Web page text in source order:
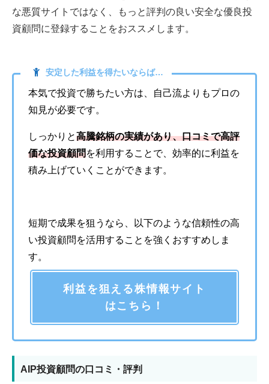
な悪質サイトではなく、もっと評判の良い安全な優良投
資顧問に登録することをおススメします。
安定した利益を得たいならば…
本気で投資で勝ちたい方は、自己流よりもプロの
知見が必要です。
しっかりと高騰銘柄の実績があり、口コミで高評
価な投資顧問 を利用することで、効率的に利益を
積み上げていくことができます。
短期で成果を狙うなら、以下のような信頼性の高
い投資顧問を活用することを強くおすすめしま
す。
利益を狙える株情報サイト
はこちら！
AIP投資顧問の口コミ・評判